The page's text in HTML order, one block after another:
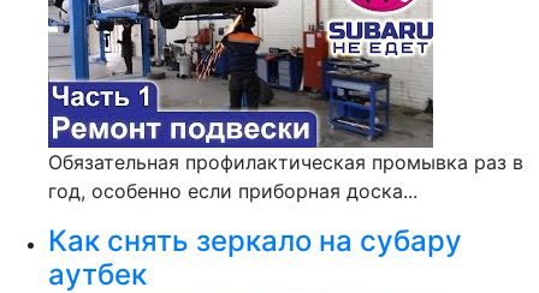
Обязательная профилактическая промывка раз в
год, особенно если приборная доска...
Как снять зеркало на субару
аутбек